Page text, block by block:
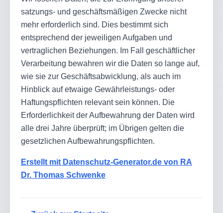
satzungs- und geschäftsmäßigen Zwecke nicht
mehr erforderlich sind. Dies bestimmt sich
entsprechend der jeweiligen Aufgaben und
vertraglichen Beziehungen. Im Fall geschäftlicher
Verarbeitung bewahren wir die Daten so lange auf,
wie sie zur Geschäftsabwicklung, als auch im
Hinblick auf etwaige Gewährleistungs- oder
Haftungspflichten relevant sein können. Die
Erforderlichkeit der Aufbewahrung der Daten wird
alle drei Jahre überprüft; im Übrigen gelten die
gesetzlichen Aufbewahrungspflichten.
Erstellt mit Datenschutz-Generator.de von RA
Dr. Thomas Schwenke